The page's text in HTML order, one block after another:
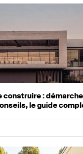
construire :
le guide